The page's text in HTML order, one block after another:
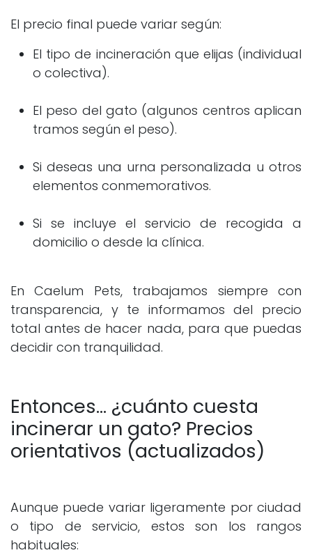
El precio final puede variar según:
El tipo de incineración que elijas (individual
o colectiva).
El peso del gato (algunos centros aplican
tramos según el peso).
Si deseas una urna personalizada u otros
elementos conmemorativos.
Si se incluye el servicio de recogida a
domicilio o desde la clínica.
En Caelum Pets, trabajamos siempre con
transparencia, y te informamos del precio
total antes de hacer nada, para que puedas
decidir con tranquilidad.
Entonces… ¿cuánto cuesta
incinerar un gato? Precios
orientativos (actualizados)
Aunque puede variar ligeramente por ciudad
o tipo de servicio, estos son los rangos
habituales: